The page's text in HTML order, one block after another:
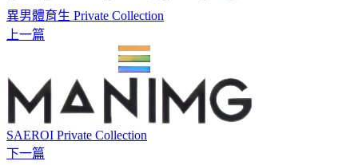
異男體育生 Private Collection
上一篇
SAEROI Private Collection
下一篇